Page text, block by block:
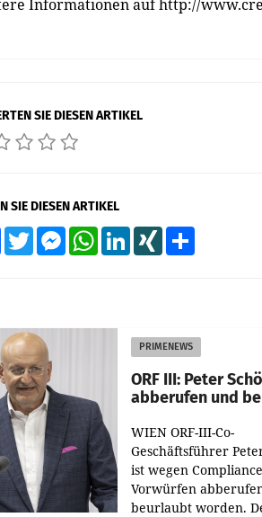
Informationen auf http://
SIE DIESEN ARTIKEL
SIE DIESEN ARTIKEL
FacebookTwitter MessengerWhatsAppLinkedInXING
PRIMENEWS
ORF III: Peter
abberufen und
WIEN ORF-III-Co-
Geschäftsführer
ist wegen
Vorwürfen
beurlaubt worden.